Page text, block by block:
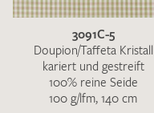
3091C-5
Doupion/Taffeta Kristall
kariert und gestreift
100% reine Seide
100 g/lfm, 140 cm